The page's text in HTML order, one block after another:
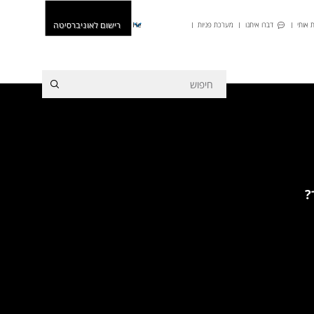
אותי דברו איתנו מערכת פניות He רישום לאוניברסיטה